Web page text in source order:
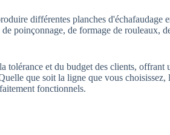
différentes planches d'échafaudage
poinçonnage, de formage de rouleaux,
tolérance et du budget des clients, offrant
que soit la ligne que vous choisissez,
fonctionnels.